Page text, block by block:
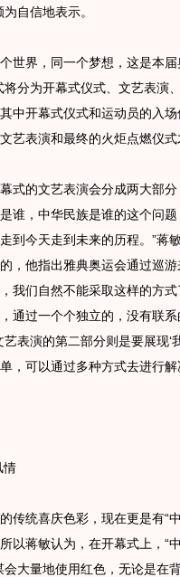
自信地表示。
界，同一个梦想，这是本届
将分为开幕式仪式、文艺表演
中开幕式仪式和运动员的入
艺表演和最终的火炬点燃仪
的文艺表演会分成两大部分
谁，中华民族是谁的这个问
到今天走到未来的历程。”蒋
，他指出雅典奥运会通过巡
我们自然不能采取这样的方
通过一个个独立的，没有联
艺表演的第二部分则是要展现‘
，可以通过多种方式去进行解
统喜庆色彩，现在更是有“
以蒋敏认为，在开幕式上，“
会大量地使用红色，无论是在